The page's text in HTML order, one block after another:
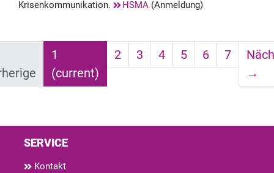
Krisenkommunikation.
HSMA (Anmeldung)
1
(current)
2 3 4 5 6 7
→
SERVICE
Kontakt